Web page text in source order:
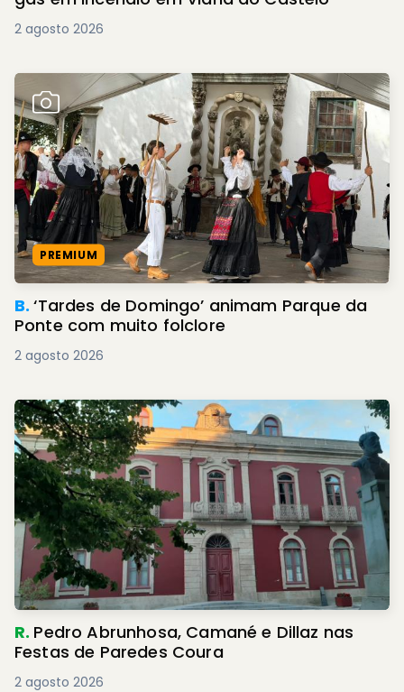
2 agosto 2026
PREMIUM
B.‘Tardes de Domingo’ animam Parque da
Ponte com muito folclore
2 agosto 2026
R. Pedro Abrunhosa, Camané e Dillaz nas
Festas de Paredes Coura
2 agosto 2026